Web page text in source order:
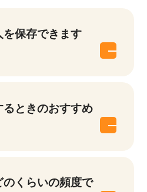
保存できます
ときのおすすめ
くらいの頻度で